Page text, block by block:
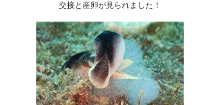
交接と産卵が見られました！